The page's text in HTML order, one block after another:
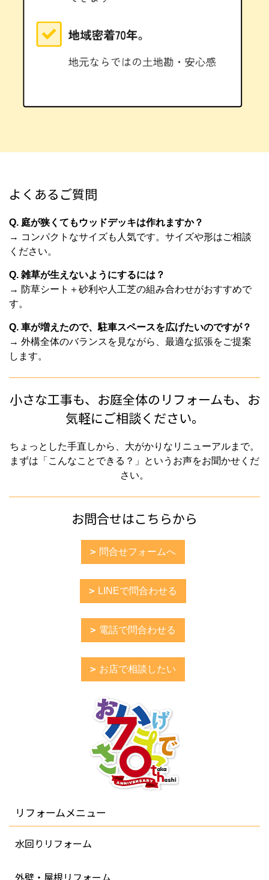
よくあるご質問
Q. 庭が狭くてもウッドデッキは作れますか？
→ コンパクトなサイズも人気です。サイズや形はご相談
ください。
Q. 雑草が生えないようにするには？
→ 防草シート＋砂利や人工芝の組み合わせがおすすめで
す。
Q. 車が増えたので、駐車スペースを広げたいのですが？
→ 外構全体のバランスを見ながら、最適な拡張をご提案
します。
小さな工事も、お庭全体のリフォームも、お
気軽にご相談ください。
ちょっとした手直しから、大がかりなリニューアルまで。
まずは「こんなことできる？」というお声をお聞かせくだ
さい。
お問合せはこちらから
問合せフォームへ
LINEで問合わせる
電話で問合わせる
お店で相談したい
リフォームメニュー
水回りリフォーム